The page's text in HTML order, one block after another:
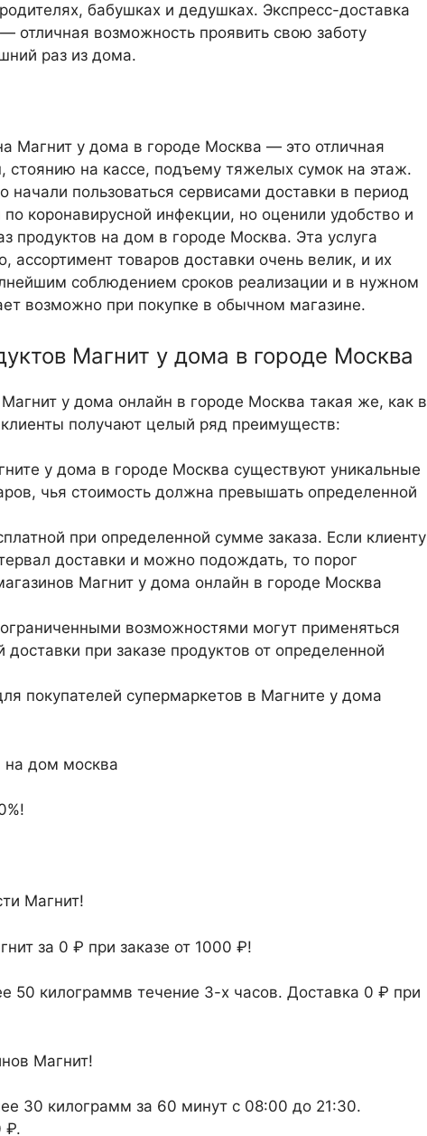
бабушках и дедушках. Экспресс-доставка
отличная возможность проявить свою заботу
раз из дома.
Магнит у дома в городе Москва — это отличная
стоянию на кассе, подъему тяжелых сумок на этаж.
пользоваться сервисами доставки в период
коронавирусной инфекции, но оценили удобство и
продуктов на дом в городе Москва. Эта услуга
ассортимент товаров доставки очень велик, и их
соблюдением сроков реализации и в нужном
возможно при покупке в обычном магазине.
Магнит у дома в городе Москва
у дома онлайн в городе Москва такая же, как в
получают целый ряд преимуществ:
у дома в городе Москва существуют уникальные
чья стоимость должна превышать определенной
при определенной сумме заказа. Если клиенту
доставки и можно подождать, то порог
Магнит у дома онлайн в городе Москва
возможностями могут применяться
доставки при заказе продуктов от определенной
покупателей супермаркетов в Магните у дома
Магнит!
за 0 ₽ при заказе от 1000 ₽!
50 килограммв течение 3-х часов. Доставка 0 ₽ при
Магнит!
30 килограмм за 60 минут с 08:00 до 21:30.
₽.